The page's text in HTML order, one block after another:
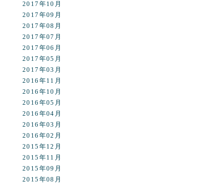
2017年10月
2017年09月
2017年08月
2017年07月
2017年06月
2017年05月
2017年03月
2016年11月
2016年10月
2016年05月
2016年04月
2016年03月
2016年02月
2015年12月
2015年11月
2015年09月
2015年08月